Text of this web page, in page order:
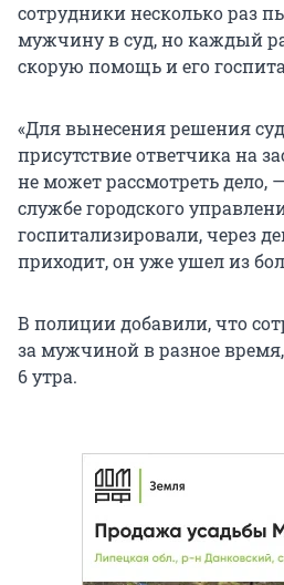
сотрудники несколько раз
мужчину в суд, но каждый
скорую помощь и его
«Для вынесения решения
присутствие ответчика на
не может рассмотреть дело,
службе городского
госпитализировали, через
приходит, он уже ушел из
В полиции добавили, что
за мужчиной в разное
6 утра.